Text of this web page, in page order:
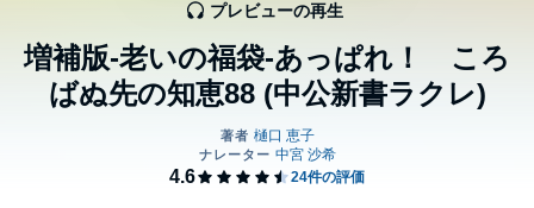
増補版-老いの福袋-あっぱれ！ ころ
ばぬ先の知恵88 (中公新書ラクレ)
プレビューの再生